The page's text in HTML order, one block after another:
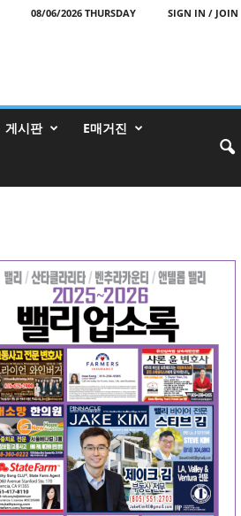
08/06/2026 THURSDAY SIGN IN / JOIN
게시판 E매거진